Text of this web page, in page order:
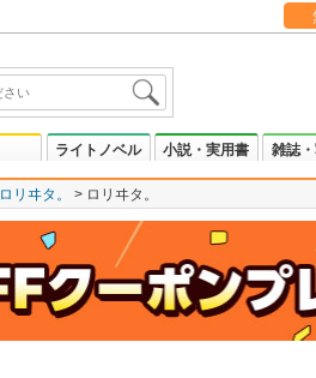
ライトノベル 小説・実用書 雑誌
ロリヰタ。 ロリヰタ。